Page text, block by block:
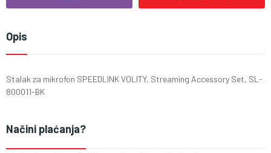
Opis
Stalak za mikrofon SPEEDLINK VOLITY, Streaming Accessory Set, SL-
800011-BK
Načini plaćanja?